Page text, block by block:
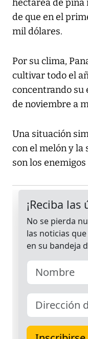
hectárea de piña
de que en el
mil dólares.
Por su clima,
cultivar todo el
concentrando su
de noviembre a
Una situación
con el melón y la
son los